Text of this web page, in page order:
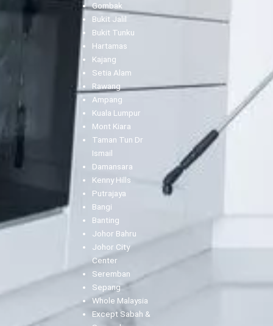
Gombak
Bukit Jalil
Bukit Tunku
Hartamas
Kajang
Setia Alam
Rawang
Ampang
Kuala Lumpur
Mont Kiara
Taman Tun Dr
Ismail
Damansara
Kenny Hills
Putrajaya
Bangi
Banting
Johor Bahru
Johor City
Center
Seremban
Sepang
Whole Malaysia
Except Sabah &